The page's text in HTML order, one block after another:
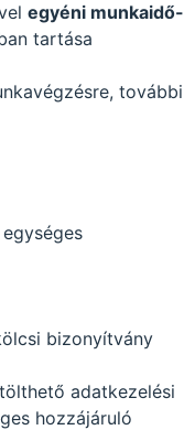
egyéni munkaidő-
tartása
további
bizonyítvány
adatkezelési
hozzájáruló